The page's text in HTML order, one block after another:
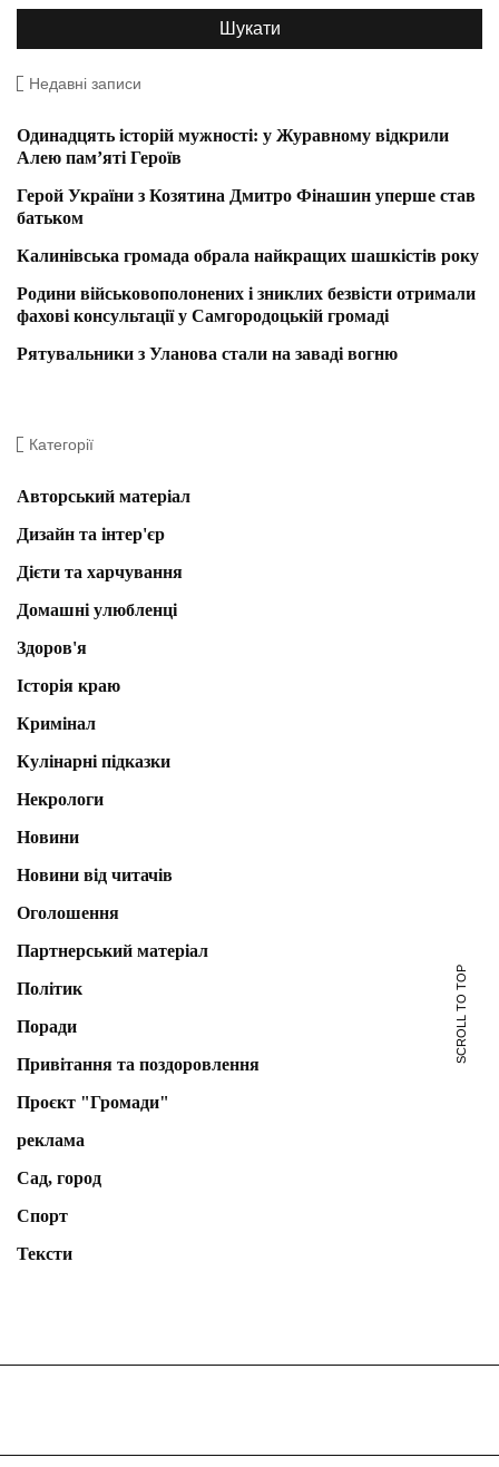
Недавні записи
Одинадцять історій мужності: у Журавному відкрили
Алею пам’яті Героїв
Герой України з Козятина Дмитро Фінашин уперше став
батьком
Калинівська громада обрала найкращих шашкістів року
Родини військовополонених і зниклих безвісти отримали
фахові консультації у Самгородоцькій громаді
Рятувальники з Уланова стали на заваді вогню
Категорії
Авторський матеріал
Дизайн та інтер'єр
Дієти та харчування
Домашні улюбленці
Здоров'я
Історія краю
Кримінал
Кулінарні підказки
Некрологи
Новини
Новини від читачів
Оголошення
Партнерський матеріал
Політик
Поради
Привітання та поздоровлення
Проєкт "Громади"
реклама
Сад, город
Спорт
Тексти
SCROLL TO TOP